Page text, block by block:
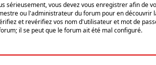
sérieusement, vous devez vous enregistrer afin de
ou l'administrateur du forum pour en découvrir
et revérifiez vos nom d'utilisateur et mot de
il se peut que le forum ait été mal configuré.